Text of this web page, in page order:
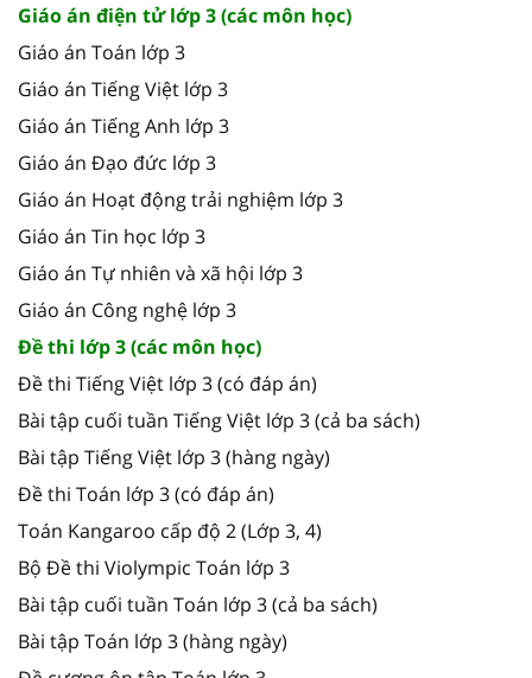
Giáo án điện tử lớp 3 (các môn học)
Giáo án Toán lớp 3
Giáo án Tiếng Việt lớp 3
Giáo án Tiếng Anh lớp 3
Giáo án Đạo đức lớp 3
Giáo án Hoạt động trải nghiệm lớp 3
Giáo án Tin học lớp 3
Giáo án Tự nhiên và xã hội lớp 3
Giáo án Công nghệ lớp 3
Đề thi lớp 3 (các môn học)
Đề thi Tiếng Việt lớp 3 (có đáp án)
Bài tập cuối tuần Tiếng Việt lớp 3 (cả ba sách)
Bài tập Tiếng Việt lớp 3 (hàng ngày)
Đề thi Toán lớp 3 (có đáp án)
Toán Kangaroo cấp độ 2 (Lớp 3, 4)
Bộ Đề thi Violympic Toán lớp 3
Bài tập cuối tuần Toán lớp 3 (cả ba sách)
Bài tập Toán lớp 3 (hàng ngày)